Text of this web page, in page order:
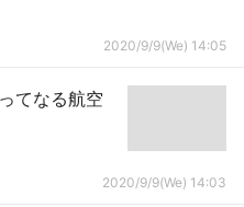
2020/9/9(We) 14:05
てなる航空
2020/9/9(We) 14:03